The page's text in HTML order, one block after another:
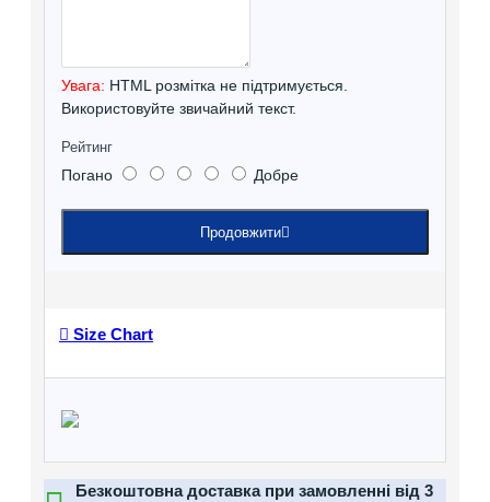
Увага: HTML розмітка не підтримується.
Використовуйте звичайний текст.
Рейтинг
Погано Добре
Продовжити
Size Chart
Безкоштовна доставка при замовленні від 3